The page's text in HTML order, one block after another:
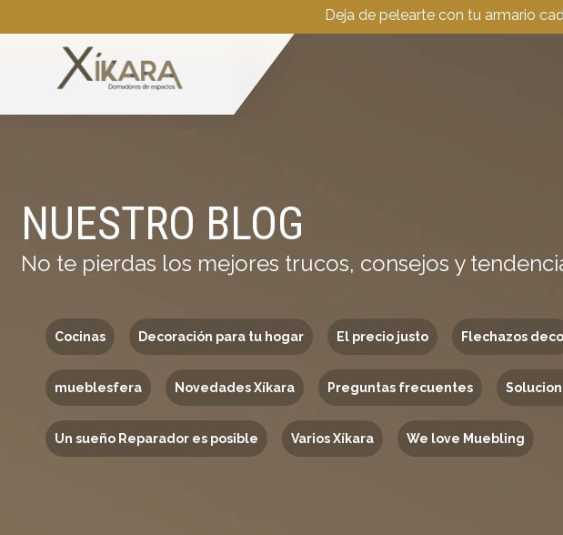
Deja de pelearte con tu armario
NUESTRO BLOG
No te pierdas los mejores trucos, consejos y
Cocinas Decoración para tu hogar El precio justo Flechazos deco
mueblesfera Novedades Xíkara Preguntas frecuentes
Un sueño Reparador es posible Varios Xíkara We love Muebling